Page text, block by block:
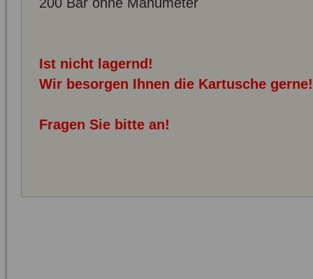
Ist nicht lagernd!
Wir besorgen Ihnen die Kartusche gerne!
Fragen Sie bitte an!